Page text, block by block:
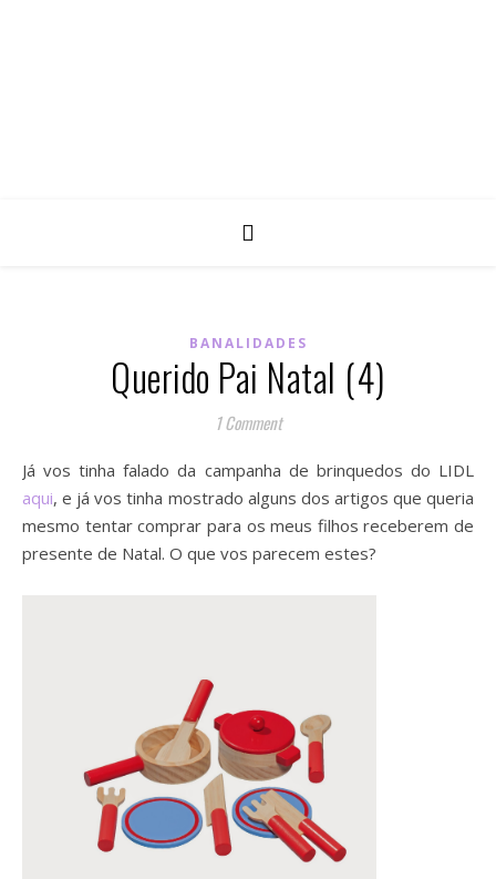
BANALIDADES
Querido Pai Natal (4)
1 Comment
Já vos tinha falado da campanha de brinquedos do LIDL
aqui, e já vos tinha mostrado alguns dos artigos que queria
mesmo tentar comprar para os meus filhos receberem de
presente de Natal. O que vos parecem estes?